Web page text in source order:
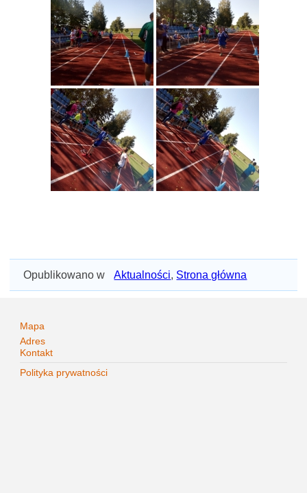
Opublikowano w Aktualności, Strona główna
Mapa
Adres
Kontakt
Polityka prywatności